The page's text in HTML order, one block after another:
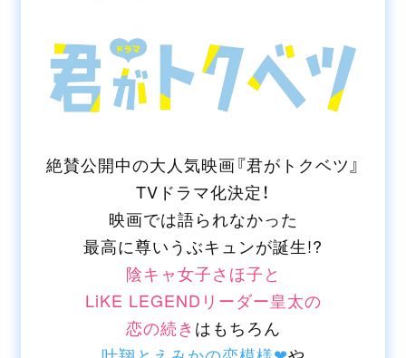
第4話の予告を公開しました。
2025/9/24WED
WED
第2話の予告を公開しました。
TUE
第1話のあらすじと場面写真を公開し
絶賛公開中の大人気映画『君がトクベツ』
TVドラマ化決定！
映画では語られなかった
最高に尊いうぶキュンが誕生!?
陰キャ女子さほ子と
LiKE LEGENDリーダー皇太の
恋の続き はもちろん